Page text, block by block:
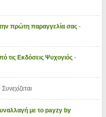
πρώτη παραγγελία σας -
τις Εκδόσεις Ψυχογιός -
Συνεχίζεται
με το payzy by